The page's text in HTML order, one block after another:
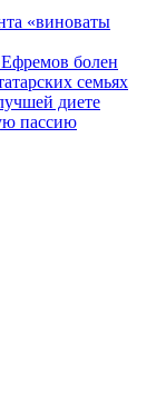
«виноваты
болен
семьях
диете
пассию